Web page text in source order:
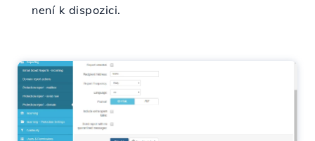
není k dispozici.